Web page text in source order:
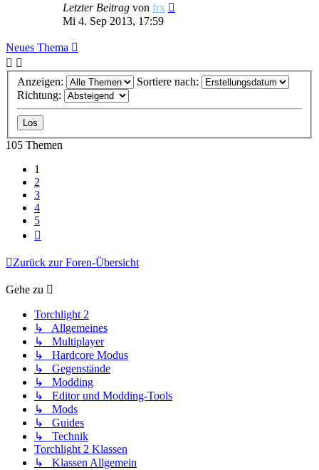
Letzter Beitrag von frx
Mi 4. Sep 2013, 17:59
Neues Thema
Anzeigen:
Sortiere nach:
Richtung:
105 Themen
1
2
3
4
5
Zurück zur Foren-Übersicht
Gehe zu
Torchlight 2
↳ Allgemeines
↳ Multiplayer
↳ Hardcore Modus
↳ Gegenstände
↳ Modding
↳ Editor und Modding-Tools
↳ Mods
↳ Guides
↳ Technik
Torchlight 2 Klassen
↳ Klassen Allgemein